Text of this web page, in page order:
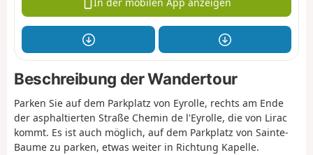
In der mobilen App anzeigen
Beschreibung der Wandertour
Parken Sie auf dem Parkplatz von Eyrolle, rechts am Ende
der asphaltierten Straße Chemin de l'Eyrolle, die von Lirac
kommt. Es ist auch möglich, auf dem Parkplatz von Sainte-
Baume zu parken, etwas weiter in Richtung Kapelle.